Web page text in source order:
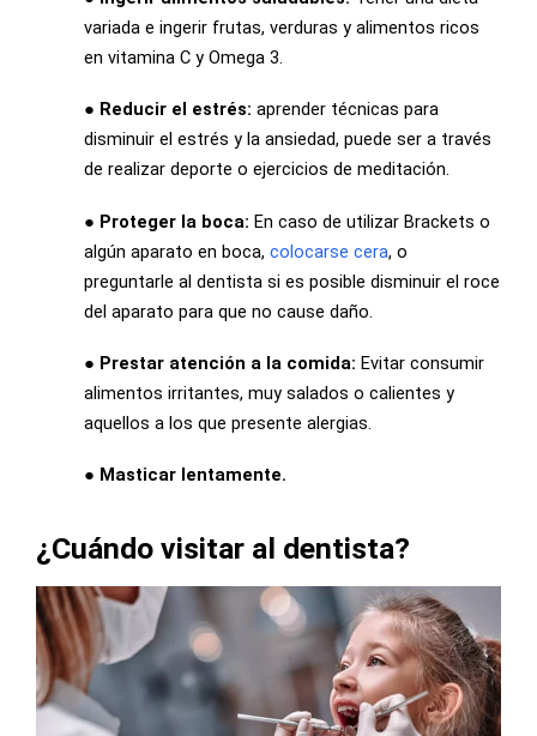
variada e ingerir frutas, verduras y alimentos ricos
en vitamina C y Omega 3.
● Reducir el estrés: aprender técnicas para
disminuir el estrés y la ansiedad, puede ser a través
de realizar deporte o ejercicios de meditación.
● Proteger la boca: En caso de utilizar Brackets o
algún aparato en boca, colocarse cera, o
preguntarle al dentista si es posible disminuir el roce
del aparato para que no cause daño.
● Prestar atención a la comida: Evitar consumir
alimentos irritantes, muy salados o calientes y
aquellos a los que presente alergias.
● Masticar lentamente.
¿Cuándo visitar al dentista?